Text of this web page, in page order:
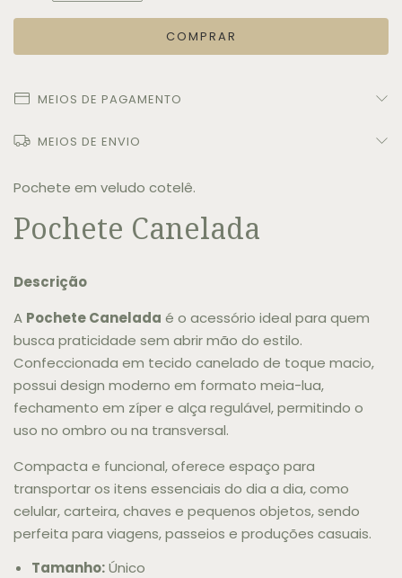
MEIOS DE PAGAMENTO
MEIOS DE ENVIO
Pochete em veludo cotelê.
Pochete Canelada
Descrição
A Pochete Canelada é o acessório ideal para quem
busca praticidade sem abrir mão do estilo.
Confeccionada em tecido canelado de toque macio,
possui design moderno em formato meia-lua,
fechamento em zíper e alça regulável, permitindo o
uso no ombro ou na transversal.
Compacta e funcional, oferece espaço para
transportar os itens essenciais do dia a dia, como
celular, carteira, chaves e pequenos objetos, sendo
perfeita para viagens, passeios e produções casuais.
Tamanho:Único